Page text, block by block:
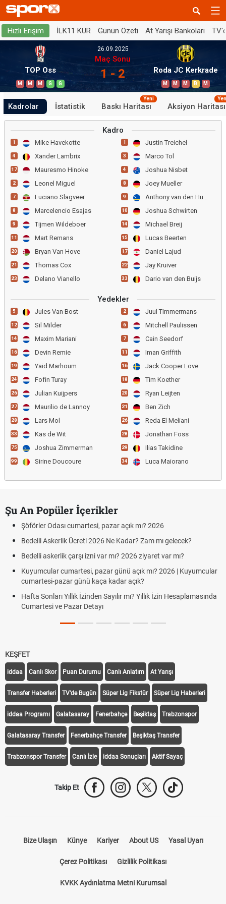
Hızlı Erişim İLK11 KUR Günün Özeti At Yarışı Bankoları
TOP Oss
M M M G G
26.09.2025
Maç Sonu
1 - 2 Roda JC Kerkrade
M M M B M
Kadrolar İstatistik Baskı Haritası
Yeni
Aksiyon Haritası
Kadro
1 Mike Havekotte
4 Xander Lambrix
17 Mauresmo Hinoke
2 Leonel Miguel
7 Luciano Slagveer
8 Marcelencio Esajas
9 Tijmen Wildeboer
11 Mart Remans
20 Bryan Van Hove
21 Thomas Cox
23 Delano Vianello
1 Justin Treichel
3 Marco Tol
4 Joshua Nisbet
8 Joey Mueller
9 Anthony van den Hurk
10 Joshua Schwirten
14 Michael Breij
15 Lucas Beerten
17 Daniel Lajud
22 Jay Kruiver
33 Dario van den Buijs
Yedekler
5 Jules Van Bost
12 Sil Milder
14 Maxim Mariani
16 Devin Remie
19 Yaid Marhoum
24 Fofin Turay
26 Julian Kuijpers
27 Maurilio de Lannoy
28 Lars Mol
33 Kas de Wit
75 Joshua Zimmerman
99 Sirine Doucoure
2 Juul Timmermans
6 Mitchell Paulissen
7 Cain Seedorf
11 Iman Griffith
16 Jack Cooper Love
18 Tim Koether
20 Ryan Leijten
21 Ben Zich
26 Reda El Meliani
28 Jonathan Foss
29 Ilias Takidine
34 Luca Maiorano
Şu An Popüler İçerikler
Şöförler Odası cumartesi, pazar açık mı? 2026
Bedelli Askerlik Ücreti 2026 Ne Kadar? Zam mı gelecek?
Bedelli askerlik çarşı izni var mı? 2026 ziyaret var mı?
Kuyumcular cumartesi, pazar günü açık mı? 2026 | Kuyumcular
cumartesi-pazar günü kaça kadar açık?
Hafta Sonları Yıllık İzinden Sayılır mı? Yıllık İzin Hesaplamasında
Cumartesi ve Pazar Detayı
KEŞFET
iddaa Canlı Skor Puan Durumu Canlı Anlatım At Yarışı
Transfer Haberleri TV'de Bugün Süper Lig Fikstür Süper Lig Haberleri
iddaa Programı Galatasaray Fenerbahçe Beşiktaş Trabzonspor
Galatasaray Transfer Fenerbahçe Transfer Beşiktaş Transfer
Trabzonspor Transfer Canlı İzle iddaa Sonuçları Aktif Sayaç
Takip Et
Bize Ulaşın Künye Kariyer About US Yasal Uyarı
Çerez Politikası Gizlilik Politikası
KVKK Aydınlatma Metni Kurumsal